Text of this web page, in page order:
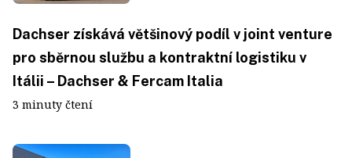
Dachser získává většinový podíl v joint venture
pro sběrnou službu a kontraktní logistiku v
Itálii – Dachser & Fercam Italia
3 minuty čtení